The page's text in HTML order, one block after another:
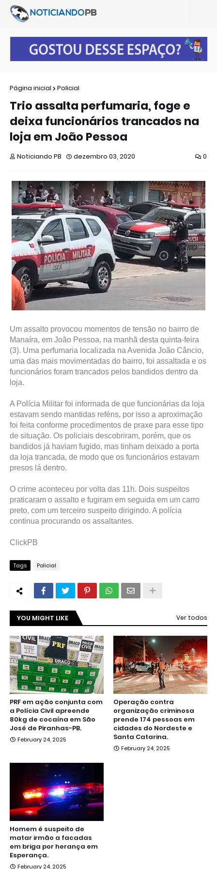
Página inicial Policial
Trio assalta perfumaria, foge e
deixa funcionários trancados na
loja em João Pessoa
Noticiando PB dezembro 03, 2020 0
Um assalto provocou momentos de tensão no bairro de
Manaíra, em João Pessoa, na manhã desta quinta-feira
(3). Uma perfumaria localizada na Avenida João Câncio,
uma das mais movimentadas do bairro, foi assaltada e os
funcionários foram trancados pelos bandidos dentro da
loja.
A Polícia Militar foi informada de que funcionárias da loja
estavam sendo mantidas reféns, por isso a aproximação
foi feita conforme procedimentos de praxe para esse tipo
de situação. Os policiais descobriram, porém, que os
bandidos já haviam fugido, mas tinham deixado a porta
da loja trancada, de modo que os funcionários estavam
presos lá dentro.
O crime aconteceu por volta das 11h. Dois suspeitos
praticaram o assalto e fugiram em seguida em um carro
preto, com um terceiro suspeito dirigindo. A polícia
continua procurando os assaltantes.
ClickPB
Tags Policial
YOU MIGHT LIKE Ver todos
PRF em ação conjunta com
a Polícia Civil apreende
80kg de cocaína em São
José de Piranhas-PB.
February 24, 2025
Operação contra
organização criminosa
prende 174 pessoas em
cidades do Nordeste e
Santa Catarina.
February 24, 2025
Homem é suspeito de
matar irmão a facadas
em briga por herança em
Esperança.
February 24, 2025